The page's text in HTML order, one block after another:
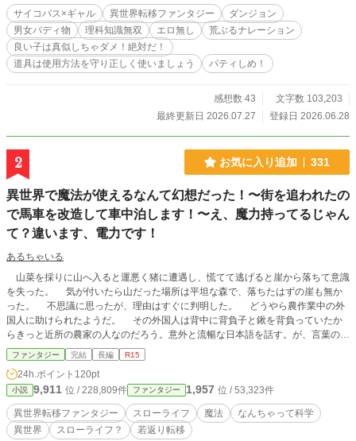
むしりとる」 スキルだの魔法だの、原理が分からないもの
なんか興味ない。 使えるのは、自前の農具とギャルのスク
バの中身のみ。 これは、合理主義な理系サイコパスと、
陽キャな人間バッテリー（ギャル）が、異世界のダンジョン
を蹂躙する サバイバルギャグ。 （※心の声が 少々お茶目な
サイコパス×ギャル 異世界転移ファンタジー
ダンジョン
男女バディ物
理科知識無双 エロ無し
荒ぶるナレーション
良い子は真似しちゃダメ！絶対だ！
道具は使用方法を守り正しく使いましょう
パティしめ！
感想数 43
文字数 103,203
最終更新日 2026.07.27
登録日 2026.06.28
2 お気に入り追加 331
異世界で魔法が使えるなんて幻想だった！〜街を追われたの
で馬車を改造して車中泊します！〜え、魔力持ってるじゃん
て？違います、電力です！
あるちゃいる
山菜を採りに山へ入ると運悪く猪に遭遇し、慌てて逃げると崖から落ちて意識
を失った。 気が付いたら山だった場所は平坦な森で、落ちたはずの崖も無か
った。 不思議に思ったが、理由はすぐに判明した。 どうやら農作業中の外
国人に助けられたようだ。 その外国人は背中に背負子と鍬を背負っていたか
らきっと近所の農家の人なのだろう。意外と流暢な日本語を話す。が、言葉の意
味はあまり理解してないらしく、『県道は何処か？』と聞いても首を傾げてい
た。 『道は何処にありますか？』と言ったら、漸く理解したのか案内してく
れるというので着いていく。 が、行けども行けどもどんどん森は深くなり、
不審に思い始めた頃に少し開けた場所に出た。 そこは農具でも置いてる場所
なのかボロ小屋が数軒建っていて、外国人さんが大声で叫ぶと、人が十数人ゾロ
ゾロと小屋から出てきて、俺の周りを囲む。 そして何故か縄で手足を縛られ
て大八車に転がされ……。 ⚠️超絶不定期更新⚠️
ファンタジー 完結 長編 R15
24h.ポイント 120pt
小説 9,911 位 / 228,809件 ファンタジー 1,957 位 / 53,323件
異世界転移ファンタジー スローライフ 魔法
なんちゃって科学
異世界
スローライフ？ 若返り転移